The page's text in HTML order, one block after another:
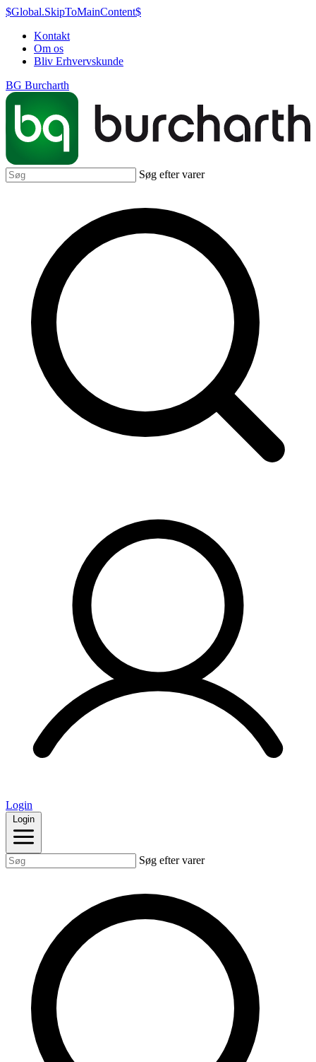
$Global.SkipToMainContent$
Kontakt
Om os
Bliv Erhvervskunde
BG Burcharth
Søg efter varer
Login
Login
Søg efter varer